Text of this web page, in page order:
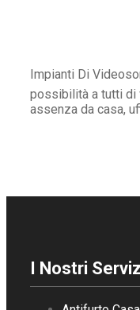
Impianti Di
possibilità a tutti di
assenza da casa,
I Nostri